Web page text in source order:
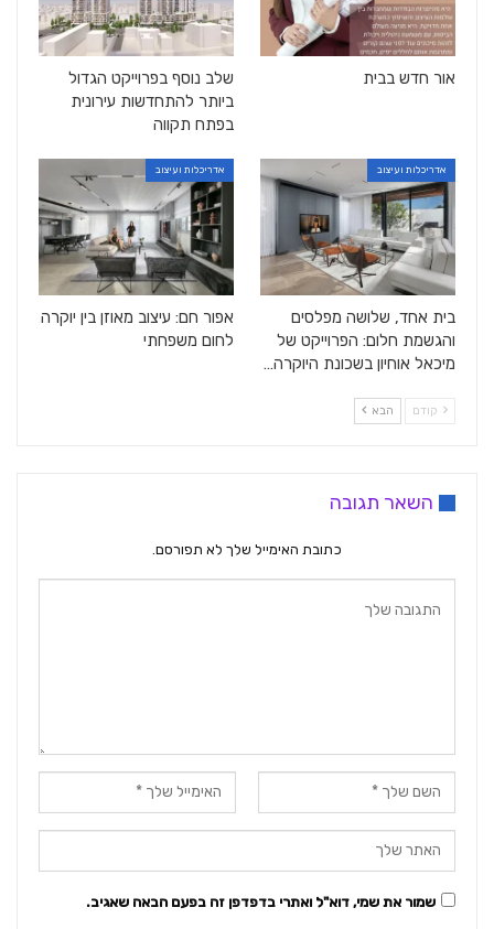
אור חדש בבית
שלב נוסף בפרוייקט הגדול
ביותר להתחדשות עירונית
בפתח תקווה
אדריכלות ועיצוב
בית אחד, שלושה מפלסים
והגשמת חלום: הפרוייקט של
מיכאל אוחיון בשכונת היוקרה…
אדריכלות ועיצוב
אפור חם: עיצוב מאוזן בין יוקרה
לחום משפחתי
קודם הבא
השאר תגובה
כתובת האימייל שלך לא תפורסם.
שמור את שמי, דוא"ל ואתרי בדפדפן זה בפעם הבאה שאגיב.